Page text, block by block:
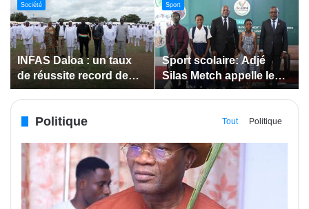
Société
Bodokro : 30 élèves
célébrés à la Journée de
l’Excellence du Lycée
Société
Insertion des jeunes: La
Côte d’Ivoire renforce le
suivi des conventions
Politique Tout Politique